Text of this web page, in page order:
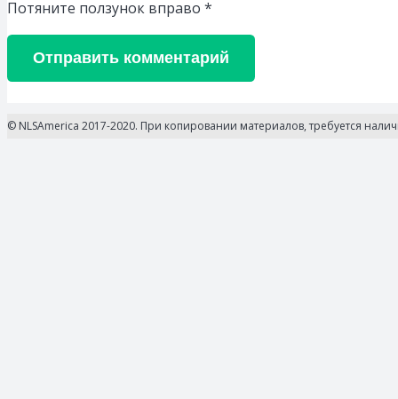
Потяните ползунок вправо *
Отправить комментарий
© NLSAmerica 2017-2020. При копировании материалов, требуется